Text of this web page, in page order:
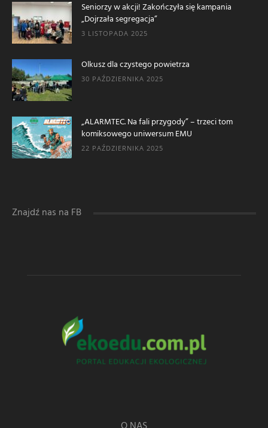
Seniorzy w akcji! Zakończyła się kampania
„Dojrzała segregacja”
3 LISTOPADA 2025
Olkusz dla czystego powietrza
30 PAŹDZIERNIKA 2025
„ALARMTEC. Na fali przygody” – trzeci tom
komiksowego uniwersum EMU
22 PAŹDZIERNIKA 2025
Znajdź nas na FB